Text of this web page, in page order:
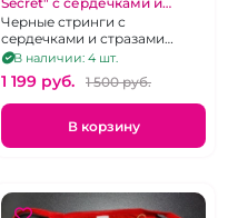
стразами размер L
Черные стринги с
сердечками и стразами
"Victoria*s Secret"
В наличии: 4 шт.
1 199 pуб. 1 500 pуб.
В корзину